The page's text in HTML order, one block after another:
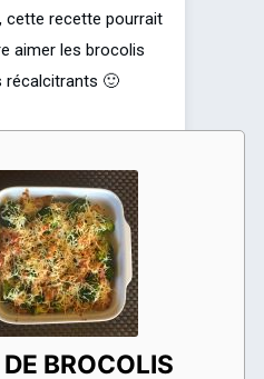
cette recette pourrait
aimer les brocolis
récalcitrants 🙂
BROCOLIS